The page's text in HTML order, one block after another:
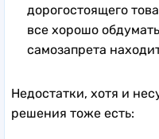
дорогостоящего
все хорошо
самозапрета
Недостатки, хотя и
решения тоже есть: